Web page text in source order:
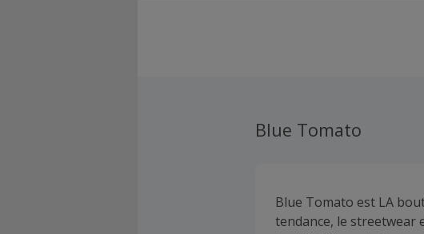
Blue Tomato
Blue Tomato est LA
tendance, le streetwear